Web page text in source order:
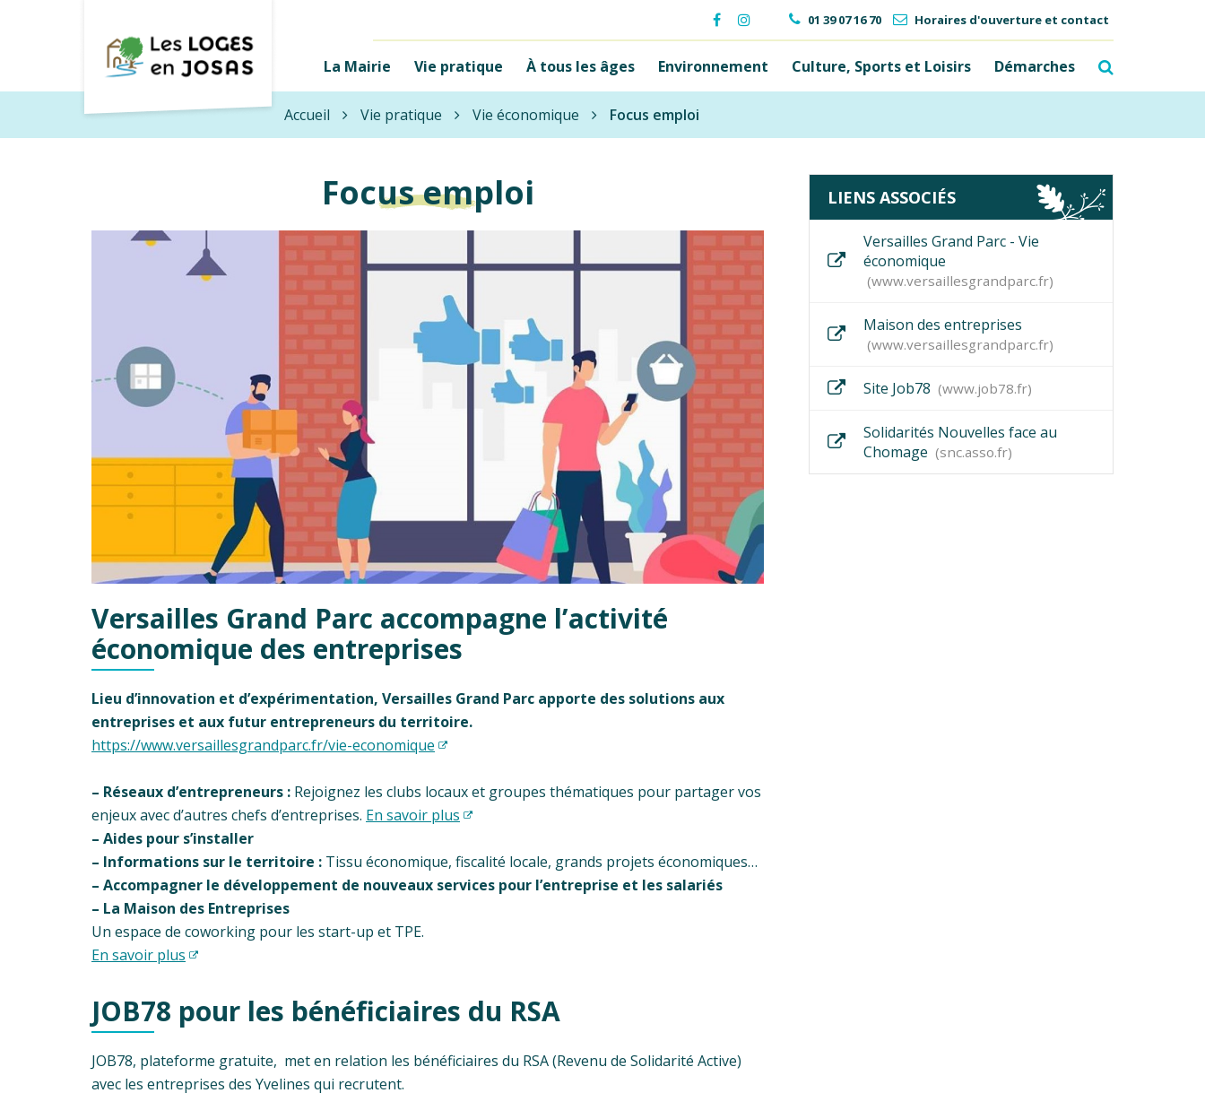
Lien
vers
le
compte
Lien
vers
le
compte
01 39 07 16 70 Horaires d'ouverture et contact
Les
Loges-
La Mairie Vie pratique À tous les âges Environnement Culture, Sports et Loisirs Démarches
Accueil Vie pratique Vie économique Focus emploi
Focus emploi
Versailles Grand Parc accompagne l’activité
économique des entreprises
Lieu d’innovation et d’expérimentation, Versailles Grand Parc apporte des solutions aux
entreprises et aux futur entrepreneurs du territoire.
https://www.versaillesgrandparc.fr/vie-economique
– Réseaux d’entrepreneurs : Rejoignez les clubs locaux et groupes thématiques pour partager vos
enjeux avec d’autres chefs d’entreprises. En savoir plus
– Aides pour s’installer
– Informations sur le territoire : Tissu économique, fiscalité locale, grands projets économiques…
– Accompagner le développement de nouveaux services pour l’entreprise et les salariés
– La Maison des Entreprises
Un espace de coworking pour les start-up et TPE.
En savoir plus
JOB78 pour les bénéficiaires du RSA
JOB78, plateforme gratuite, met en relation les bénéficiaires du RSA (Revenu de Solidarité Active)
avec les entreprises des Yvelines qui recrutent.
LIENS ASSOCIÉS
Versailles Grand Parc - Vie
économique
www.versaillesgrandparc.fr
Maison des entreprises
www.versaillesgrandparc.fr
Site Job78 www.job78.fr
Solidarités Nouvelles face au
Chomage
snc.asso.fr